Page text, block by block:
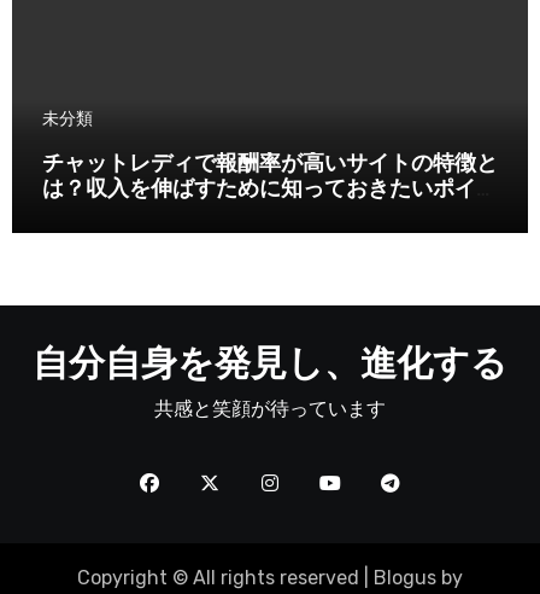
未分類
チャットレディで報酬率が高いサイトの特徴と
は？収入を伸ばすために知っておきたいポイン
自分自身を発見し、進化する
共感と笑顔が待っています
Copyright © All rights reserved Blogus by